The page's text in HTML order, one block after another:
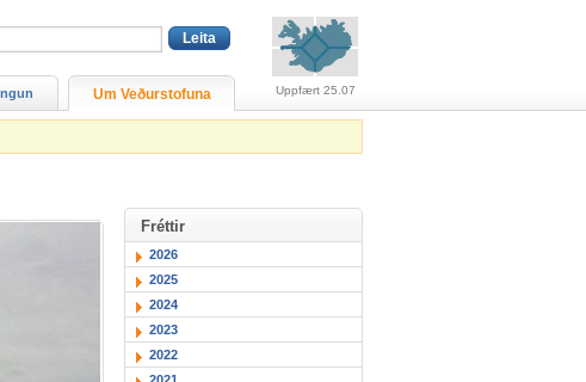
Fréttir
2026
2025
2024
2023
2022
Um Veðurstofuna Uppfært 25.07